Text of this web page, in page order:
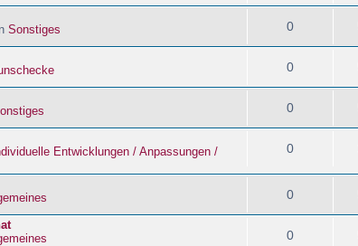
Sonstiges 0
0
0
Entwicklungen / Anpassungen /
0
0
0